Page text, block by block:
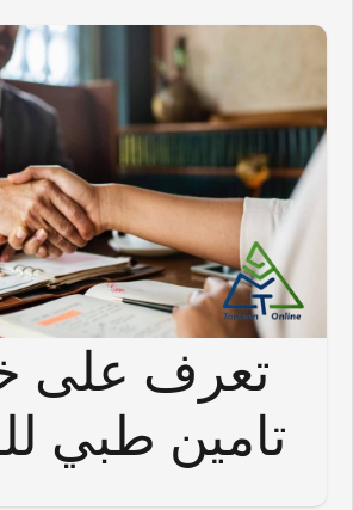
تعرف على
تامين طبي